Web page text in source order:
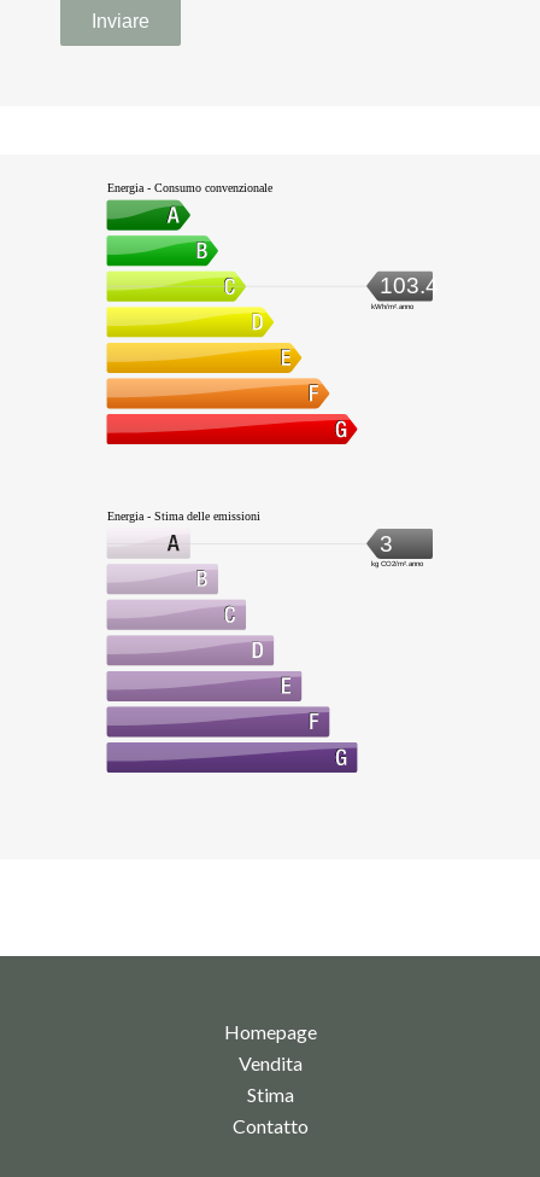
Inviare
Energia - Consumo convenzionale
103.4
kWh/m².anno
Energia - Stima delle emissioni
3
kg CO2/m².anno
Homepage
Vendita
Stima
Contatto